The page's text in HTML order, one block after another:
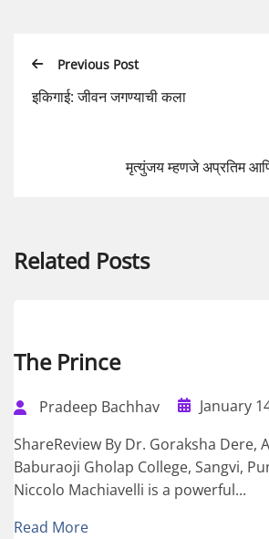
Previous Post
इकिगाई: जीवन जगण्याची कला
मृत्युंजय म्हणजे अप्रतिम
Related Posts
The Prince
Pradeep Bachhav
January
ShareReview By Dr. Goraksha Dere,
Baburaoji Gholap College, Sangvi,
Niccolo Machiavelli is a powerful...
Read More